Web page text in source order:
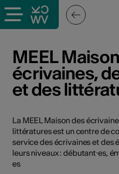
pros
MEEL
écrivaines,
et des
La MEEL Maison des
littératures est un centre de
service des écrivaines et des
leurs niveaux : débutant⸱es,
es